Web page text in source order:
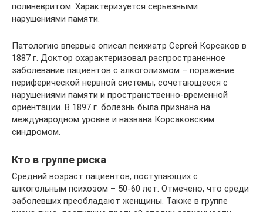
полиневритом. Характеризуется серьезными
нарушениями памяти.
Патологию впервые описал психиатр Сергей Корсаков в
1887 г. Доктор охарактеризовал распространенное
заболевание пациентов с алкоголизмом – поражение
периферической нервной системы, сочетающееся с
нарушениями памяти и пространственно-временной
ориентации. В 1897 г. болезнь была признана на
международном уровне и названа Корсаковским
синдромом.
Кто в группе риска
Средний возраст пациентов, поступающих с
алкогольным психозом – 50-60 лет. Отмечено, что среди
заболевших преобладают женщины. Также в группе